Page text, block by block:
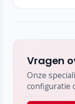
Vragen
Onze
configuratie